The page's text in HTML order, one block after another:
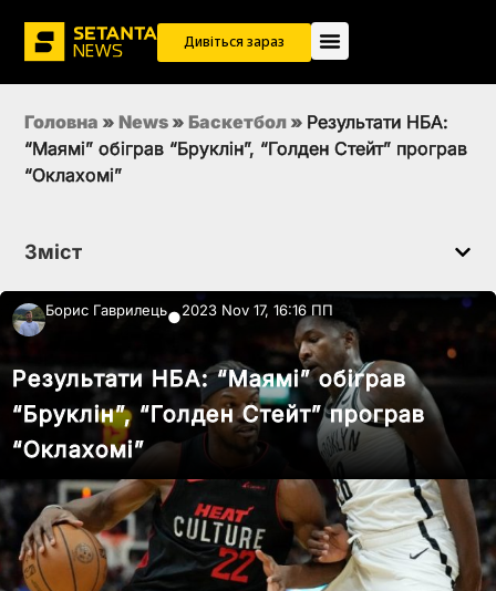
Дивіться зараз
Головна » News » Баскетбол » Результати НБА:
“Маямі” обіграв “Бруклін”, “Голден Стейт” програв
“Оклахомі”
Зміст
Борис Гаврилець●2023 Nov 17, 16:16 ПП
Результати НБА: “Маямі” обіграв
“Бруклін”, “Голден Стейт” програв
“Оклахомі”